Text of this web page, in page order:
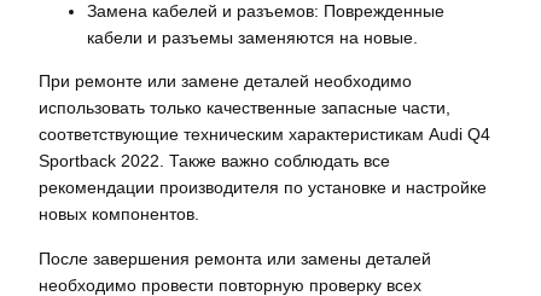
Замена кабелей и разъемов: Поврежденные
кабели и разъемы заменяются на новые.
При ремонте или замене деталей необходимо
использовать только качественные запасные части,
соответствующие техническим характеристикам Audi Q4
Sportback 2022. Также важно соблюдать все
рекомендации производителя по установке и настройке
новых компонентов.
После завершения ремонта или замены деталей
необходимо провести повторную проверку всех